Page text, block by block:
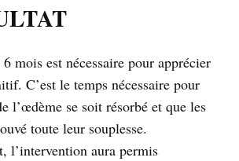
mois est nécessaire pour apprécier
C’est le temps nécessaire pour
l’œdème se soit résorbé et que les
toute leur souplesse.
l’intervention aura permis